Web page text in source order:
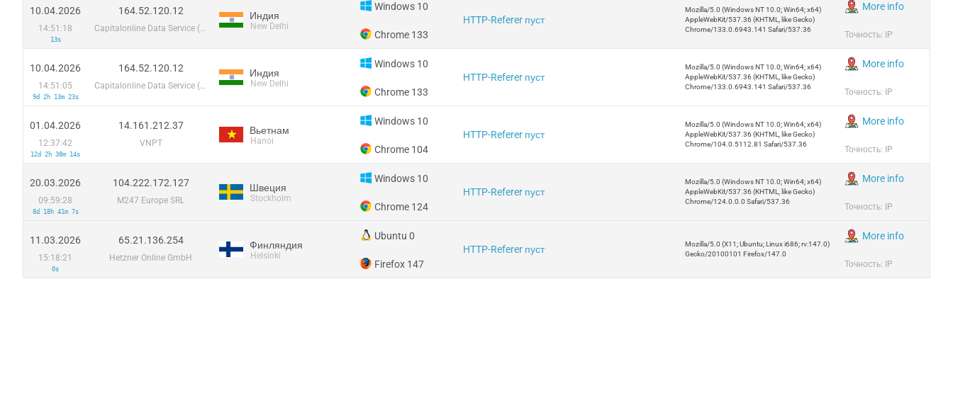
10.04.2026
14:51:18
13s
164.52.120.12
Capitalonline Data Service (HK) Co
Индия
New Delhi
Windows 10
Chrome 133
HTTP-Referer пуст
Mozilla/5.0 (Windows NT 10.0; Win64; x64)
AppleWebKit/537.36 (KHTML, like Gecko)
Chrome/133.0.6943.141 Safari/537.36
More info
Точность: IP
10.04.2026
14:51:05
9d 2h 13m 23s
164.52.120.12
Capitalonline Data Service (HK) Co
Индия
New Delhi
Windows 10
Chrome 133
HTTP-Referer пуст
Mozilla/5.0 (Windows NT 10.0; Win64; x64)
AppleWebKit/537.36 (KHTML, like Gecko)
Chrome/133.0.6943.141 Safari/537.36
More info
Точность: IP
01.04.2026
12:37:42
12d 2h 38m 14s
14.161.212.37
VNPT
Вьетнам
Hanoi
Windows 10
Chrome 104
HTTP-Referer пуст
Mozilla/5.0 (Windows NT 10.0; Win64; x64)
AppleWebKit/537.36 (KHTML, like Gecko)
Chrome/104.0.5112.81 Safari/537.36
More info
Точность: IP
20.03.2026
09:59:28
8d 18h 41m 7s
104.222.172.127
M247 Europe SRL
Швеция
Stockholm
Windows 10
Chrome 124
HTTP-Referer пуст
Mozilla/5.0 (Windows NT 10.0; Win64; x64)
AppleWebKit/537.36 (KHTML, like Gecko)
Chrome/124.0.0.0 Safari/537.36
More info
Точность: IP
11.03.2026
15:18:21
0s
65.21.136.254
Hetzner Online GmbH
Финляндия
Helsinki
Ubuntu 0
Firefox 147
HTTP-Referer пуст
Mozilla/5.0 (X11; Ubuntu; Linux i686; rv:147.0)
Gecko/20100101 Firefox/147.0
More info
Точность: IP